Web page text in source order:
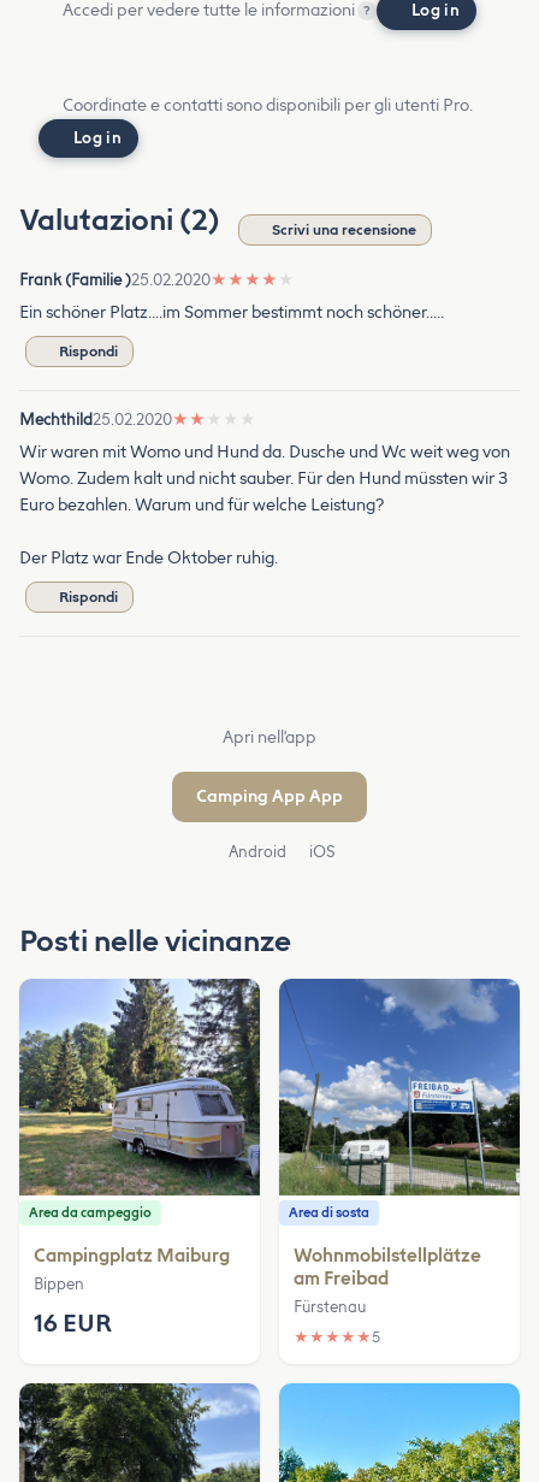
Accedi per vedere tutte le informazioni ? Log in
Coordinate e contatti sono disponibili per gli utenti Pro.
Log in
Valutazioni (2) Scrivi una recensione
Frank (Familie )25.02.2020★ ★ ★ ★ ★
Ein schöner Platz....im Sommer bestimmt noch schöner.....
Rispondi
Mechthild25.02.2020★ ★ ★ ★ ★
Wir waren mit Womo und Hund da. Dusche und Wc weit weg von
Womo. Zudem kalt und nicht sauber. Für den Hund müssten wir 3
Euro bezahlen. Warum und für welche Leistung?
Der Platz war Ende Oktober ruhig.
Rispondi
Apri nell'app
Camping App App
Android iOS
Posti nelle vicinanze
Area da campeggio
Campingplatz Maiburg
Bippen
16 EUR
Area di sosta
Wohnmobilstellplätze
am Freibad
Fürstenau
★ ★ ★ ★ ★5